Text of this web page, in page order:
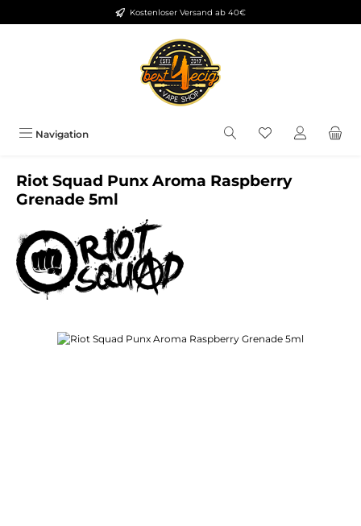
Zum Hauptinhalt springenKostenloser Versand ab 40€
Navigation Du hast 0
Riot Squad Punx Aroma Raspberry
Grenade 5ml
Bildergalerie überspringen